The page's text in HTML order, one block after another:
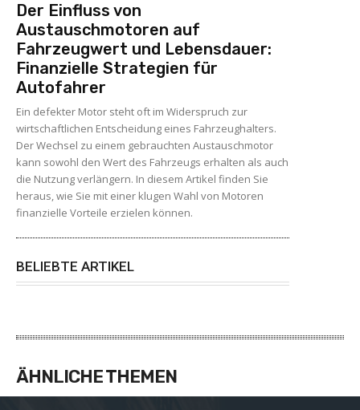
Der Einfluss von
Austauschmotoren auf
Fahrzeugwert und Lebensdauer:
Finanzielle Strategien für
Autofahrer
Ein defekter Motor steht oft im Widerspruch zur
wirtschaftlichen Entscheidung eines Fahrzeughalters.
Der Wechsel zu einem gebrauchten Austauschmotor
kann sowohl den Wert des Fahrzeugs erhalten als auch
die Nutzung verlängern. In diesem Artikel finden Sie
heraus, wie Sie mit einer klugen Wahl von Motoren
finanzielle Vorteile erzielen können.
BELIEBTE ARTIKEL
ÄHNLICHE THEMEN